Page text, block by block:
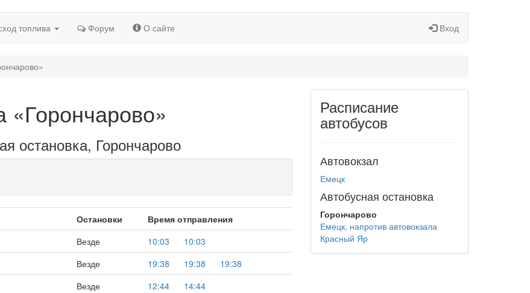
топлива Форум О сайте Вход
«Горончарово»
остановка, Горончарово
Остановки
Время отправления
Везде 10:03
10:03
Везде 19:38 19:38
19:38
Везде 12:44
14:44
Расписание
автобусов
Автовокзал
Емецк
Автобусная остановка
Горончарово
Емецк, напротив автовокзала
Красный Яр